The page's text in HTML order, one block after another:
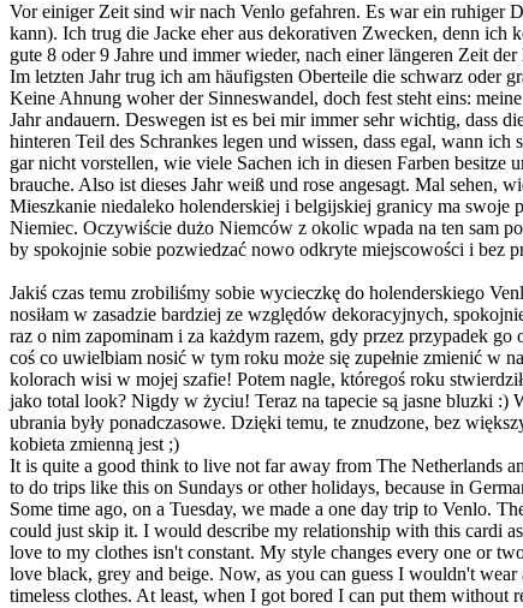
Vor einiger Zeit sind wir nach Venlo gefahren. Es war ein ruhiger
kann). Ich trug die Jacke eher aus dekorativen Zwecken, denn ich
gute 8 oder 9 Jahre und immer wieder, nach einer längeren Zeit
Im letzten Jahr trug ich am häufigsten Oberteile die schwarz oder
Keine Ahnung woher der Sinneswandel, doch fest steht eins:
Jahr andauern. Deswegen ist es bei mir immer sehr wichtig, dass
hinteren Teil des Schrankes legen und wissen, dass egal, wann
gar nicht vorstellen, wie viele Sachen ich in diesen Farben besitze
brauche. Also ist dieses Jahr weiß und rose angesagt. Mal sehen,
Mieszkanie niedaleko holenderskiej i belgijskiej granicy ma swoje
Niemiec. Oczywiście dużo Niemców z okolic wpada na ten sam
by spokojnie sobie pozwiedzać nowo odkryte miejscowości i bez
Jakiś czas temu zrobiliśmy sobie wycieczkę do holenderskiego
nosiłam w zasadzie bardziej ze względów dekoracyjnych,
raz o nim zapominam i za każdym razem, gdy przez przypadek
coś co uwielbiam nosić w tym roku może się zupełnie zmienić w
kolorach wisi w mojej szafie! Potem nagle, któregoś roku
jako total look? Nigdy w życiu! Teraz na tapecie są jasne bluzki :)
ubrania były ponadczasowe. Dzięki temu, te znudzone, bez
kobieta zmienną jest ;)
It is quite a good think to live not far away from The Netherlands
to do trips like this on Sundays or other holidays, because in
Some time ago, on a Tuesday, we made a one day trip to Venlo.
could just skip it. I would describe my relationship with this cardi
love to my clothes isn't constant. My style changes every one or
love black, grey and beige. Now, as you can guess I wouldn't
timeless clothes. At least, when I got bored I can put them